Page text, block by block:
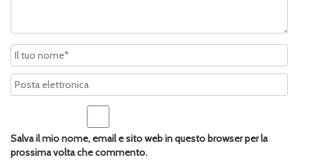
Salva il mio nome, email e sito web in questo browser per la
prossima volta che commento.